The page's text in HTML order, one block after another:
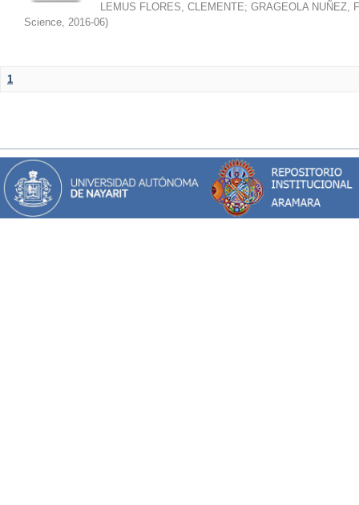
LEMUS FLORES, CLEMENTE; GRAGEOLA NUÑEZ,
Science, 2016-06)
1